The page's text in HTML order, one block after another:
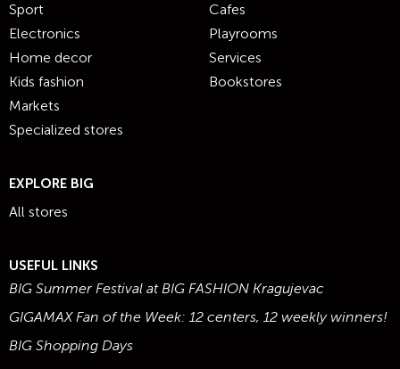
Sport
Electronics
Home decor
Kids fashion
Markets
Specialized stores
Cafes
Playrooms
Services
Bookstores
EXPLORE BIG
All stores
USEFUL LINKS
BIG Summer Festival at BIG FASHION Kragujevac
GIGAMAX Fan of the Week: 12 centers, 12 weekly winners!
BIG Shopping Days